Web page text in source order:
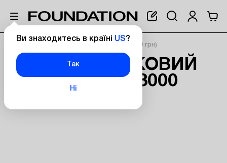
Ви знаходитесь в країні US?
Так
Ні
Подарунковий Сертифікат (3000 грн)
ПОДАРУНКОВИЙ
СЕРТИФІКАТ (3000